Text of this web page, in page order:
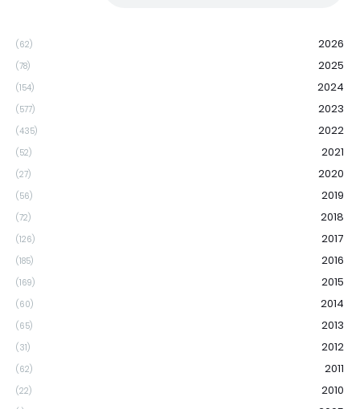
2026
(62)
2025
(78)
2024
(154)
2023
(577)
2022
(435)
2021
(52)
2020
(27)
2019
(56)
2018
(72)
2017
(126)
2016
(185)
2015
(169)
2014
(60)
2013
(65)
2012
(31)
2011
(62)
2010
(22)